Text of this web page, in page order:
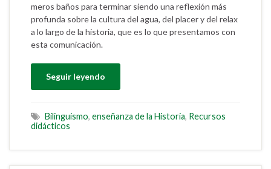
meros baños para terminar siendo una reflexión más
profunda sobre la cultura del agua, del placer y del relax
a lo largo de la historia, que es lo que presentamos con
esta comunicación.
Seguir leyendo
Bilinguismo, enseñanza de la Historia, Recursos
didácticos